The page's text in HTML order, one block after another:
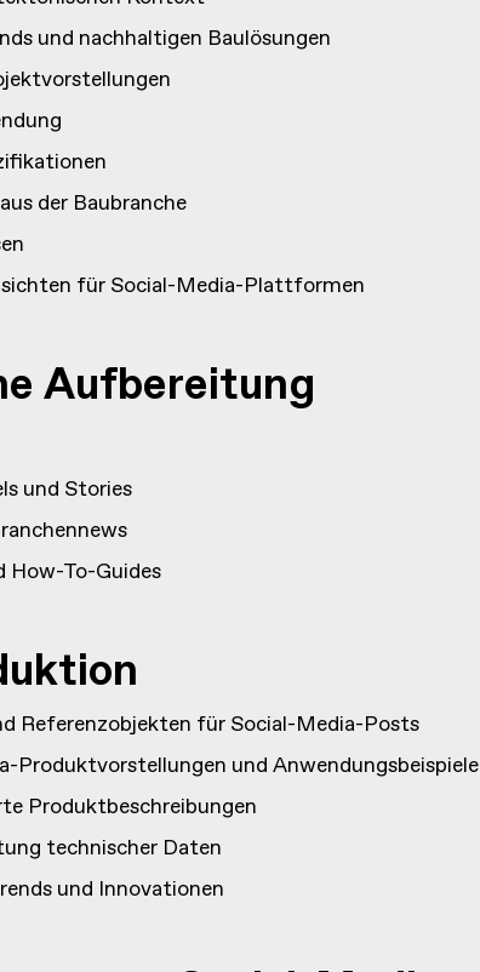
und nachhaltigen Baulösungen
der Baubranche
für Social-Media-Plattformen
Aufbereitung
und Stories
How-To-Guides
Referenzobjekten für Social-Media-Posts
Produktvorstellungen und Anwendungsbeispiele
Produktbeschreibungen
technischer Daten
und Innovationen